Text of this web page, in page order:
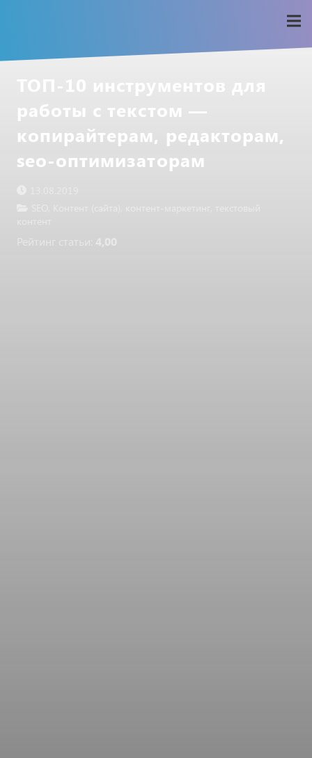
работы с текстом —
копирайтерам, редакторам,
seo-оптимизаторам